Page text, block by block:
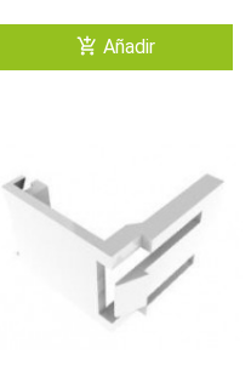
add_shopping_cart Añadir